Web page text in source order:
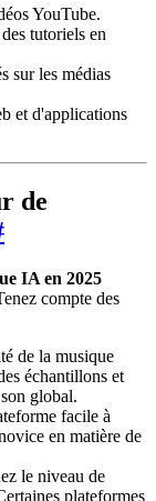
YouTube.
tutoriels en
sur les médias
et d'applications
de
IA en 2025
compte des
de la musique
échantillons et
global.
facile à
en matière de
le niveau de
plateformes